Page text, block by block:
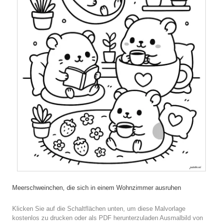
Meerschweinchen, die sich in einem Wohnzimmer ausruhen
Klicken Sie auf die Schaltflächen unten, um diese Malvorlage
kostenlos zu drucken oder als PDF herunterzuladen Ausmalbild von